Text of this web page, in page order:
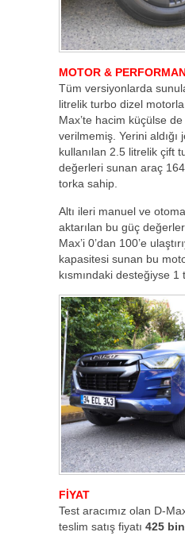
MOTOR &
Tüm versiyonlarda
litrelik turbo dizel motorla
Max’te hacim küçülse
verilmemiş. Yerini aldığı
kullanılan 2.5 litrelik çift
değerleri sunan araç
torka sahip.
Altı ileri manuel ve
aktarılan bu güç
Max’i 0’dan 100’e
kapasitesi sunan bu
kısmındaki desteğiyse 1
FİYAT
Test aracımız olan D-
teslim satış fiyatı 425